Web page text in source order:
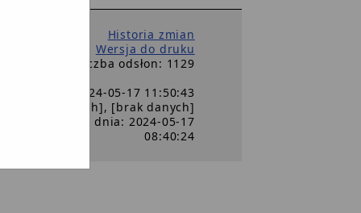
Historia zmian
Wersja do druku
Liczba odsłon: 1129
Rafał, 2024-05-17 11:50:43
[brak danych], [brak danych]
dokumentu z dnia: 2024-05-17
08:40:24